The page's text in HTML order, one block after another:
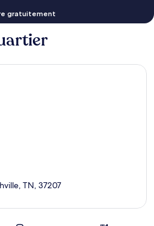
gratuitement
TN, 37207